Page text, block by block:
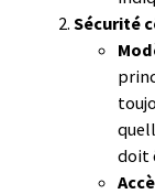
Sécurité
doit